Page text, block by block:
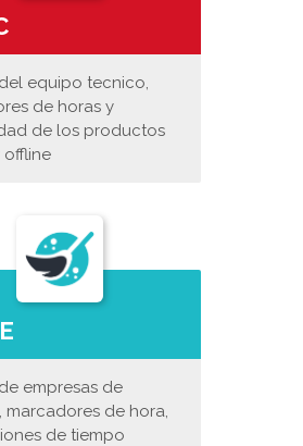
equipo tecnico,
de horas y
de los productos
offline
empresas de
marcadores de hora,
de tiempo